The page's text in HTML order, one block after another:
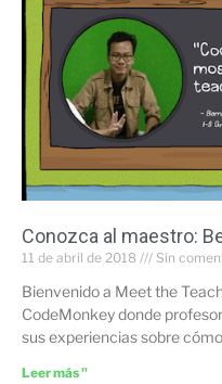
Conozca al maestro:
11 de abril de 2018 Sin
Bienvenido a Meet the
CodeMonkey donde
sus experiencias sobre
Leer más "